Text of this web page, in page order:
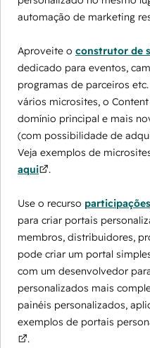
automação de marketing
Aproveite o construtor de
dedicado para eventos,
programas de parceiros
vários microsites, o
domínio principal e mais
(com possibilidade de
Veja exemplos de
aqui
.
Use o recurso participações
para criar portais
membros, distribuidores,
pode criar um portal
com um desenvolvedor
personalizados mais
painéis personalizados,
exemplos de portais
.